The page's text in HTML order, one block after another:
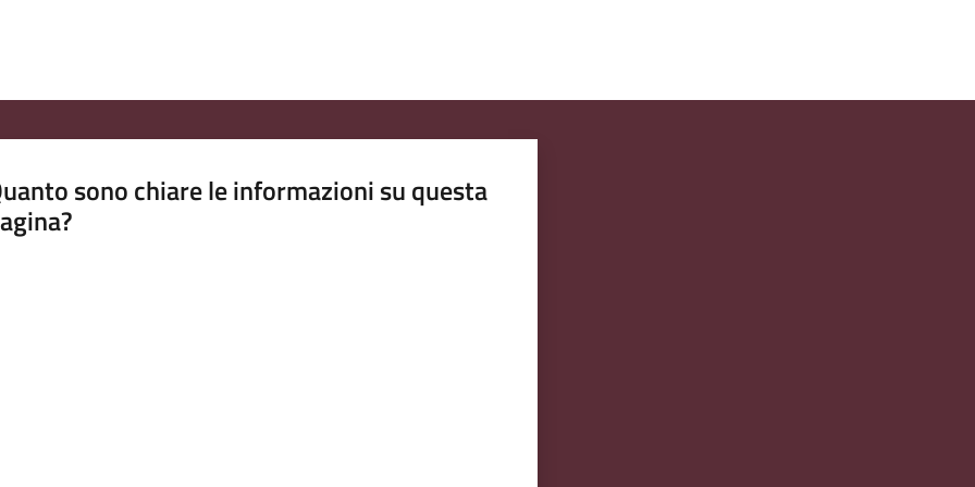
sono chiare le informazioni su questa